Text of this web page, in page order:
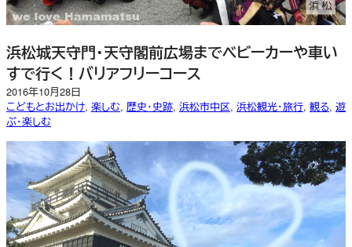
浜松城天守門・天守閣前広場までベビーカーや車い
すで行く！バリアフリーコース
2016年10月28日
こどもとお出かけ, 楽しむ, 歴史・史跡, 浜松市中区, 浜松観光・旅行, 観る, 遊
ぶ・楽しむ